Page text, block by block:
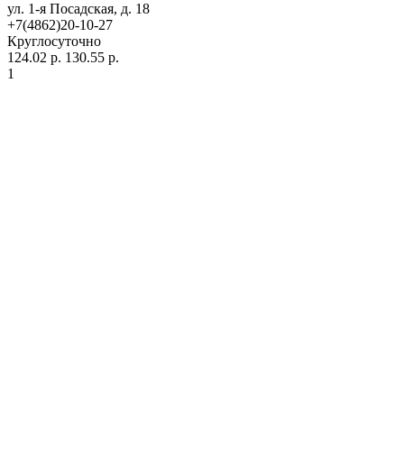
ул. 1-я Посадская, д. 18
+7(4862)20-10-27
Круглосуточно
124.02 р. 130.55 р.
1